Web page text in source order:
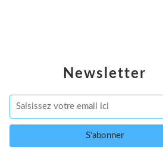
Newsletter